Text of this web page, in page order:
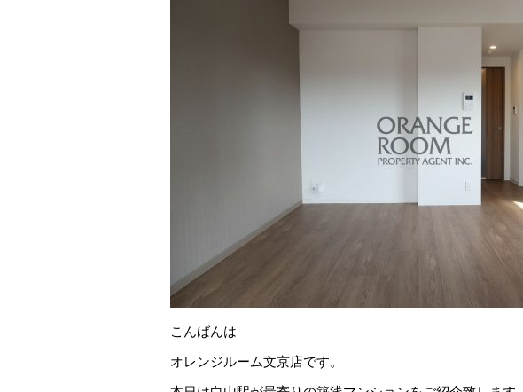
こんばんは
オレンジルーム文京店です。